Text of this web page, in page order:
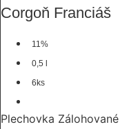
Corgoň Franciáš
11%
0,5 l
6ks
Plechovka Zálohované